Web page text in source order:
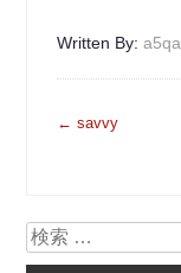
Written By:a5qa
投
ゲ
ー
← savvy
検
索